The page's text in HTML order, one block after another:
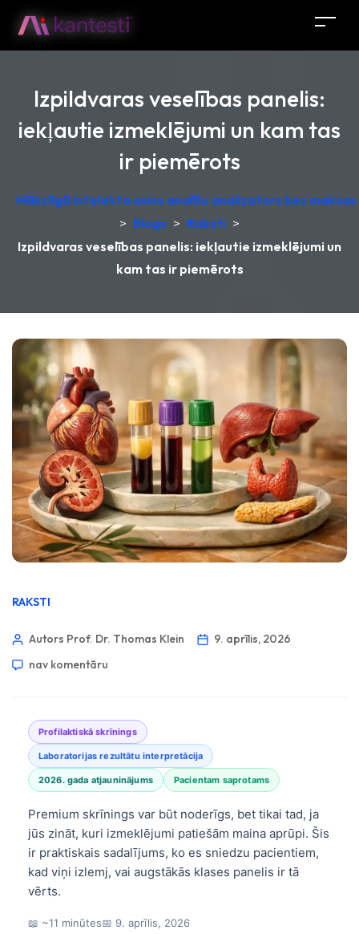
Izpildvaras veselības panelis:
iekļautie izmeklējumi un kam tas
ir piemērots
Mākslīgā intelekta asins analīžu analizators bez
> Blogs > Raksti >
Izpildvaras veselības panelis: iekļautie izmeklējumi un
kam tas ir piemērots
RAKSTI
Autors Prof. Dr. Thomas Klein
9. aprīlis, 2026
nav komentāru
Profilaktiskā skrīnings
Laboratorijas rezultātu interpretācija
2026. gada atjauninājums Pacientam saprotams
Premium skrīnings var būt noderīgs, bet tikai tad, ja
jūs zināt, kuri izmeklējumi patiešām maina aprūpi. Šis
ir praktiskais sadalījums, ko es sniedzu pacientiem,
kad viņi izlemj, vai augstākās klases panelis ir tā
vērts.
📖 ~11 minūtes📅 9. aprīlis, 2026